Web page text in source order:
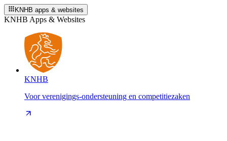
KNHB apps & websites
KNHB Apps & Websites
KNHB
Voor verenigings-ondersteuning en competitiezaken